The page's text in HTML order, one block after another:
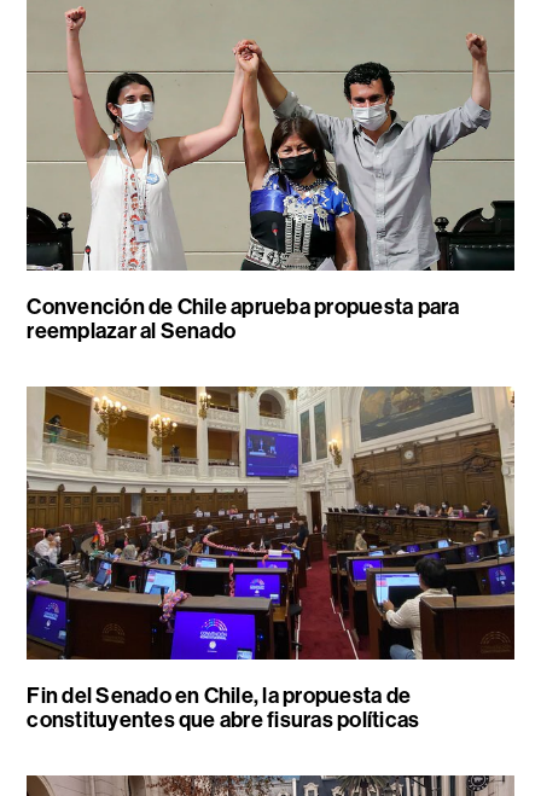
Convención de Chile aprueba propuesta para
reemplazar al Senado
Fin del Senado en Chile, la propuesta de
constituyentes que abre fisuras políticas